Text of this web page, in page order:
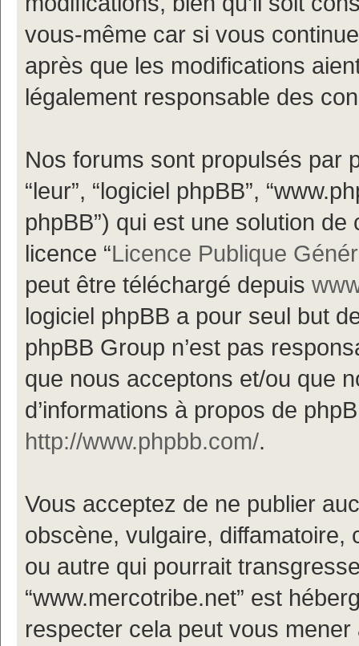
vous-même car si vous
après que les modifications
légalement responsable des
Nos forums sont propulsés par
“leur”, “logiciel phpBB”,
phpBB”) qui est une solution
licence “Licence Publique
peut être téléchargé depuis
logiciel phpBB a pour seul but
phpBB Group n’est pas
que nous acceptons et/ou que
d’informations à propos de
http://www.phpbb.com/.
Vous acceptez de ne publier
obscène, vulgaire, diffamatoire,
ou autre qui pourrait
“www.mercotribe.net” est
respecter cela peut vous